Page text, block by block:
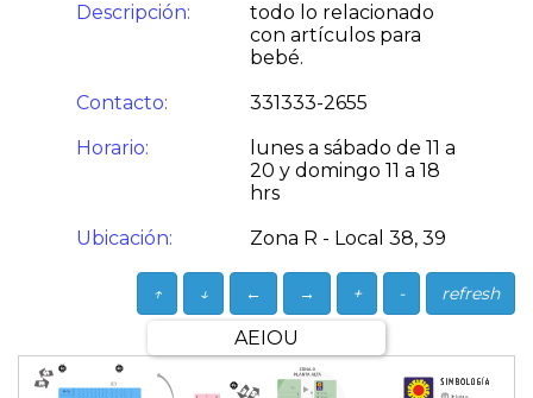
Descripción:
todo lo relacionado
con artículos para
bebé.
Contacto:
331333-2655
Horario:
lunes a sábado de 11 a
20 y domingo 11 a 18
hrs
Ubicación:
Zona R - Local 38, 39
refresh
-
+
→
←
↓
↑
AEIOU